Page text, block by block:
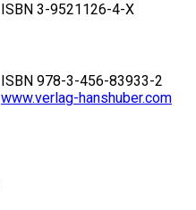
ISBN 3-9521126-4-X
ISBN 978-3-456-83933-2
www.verlag-hanshuber.com